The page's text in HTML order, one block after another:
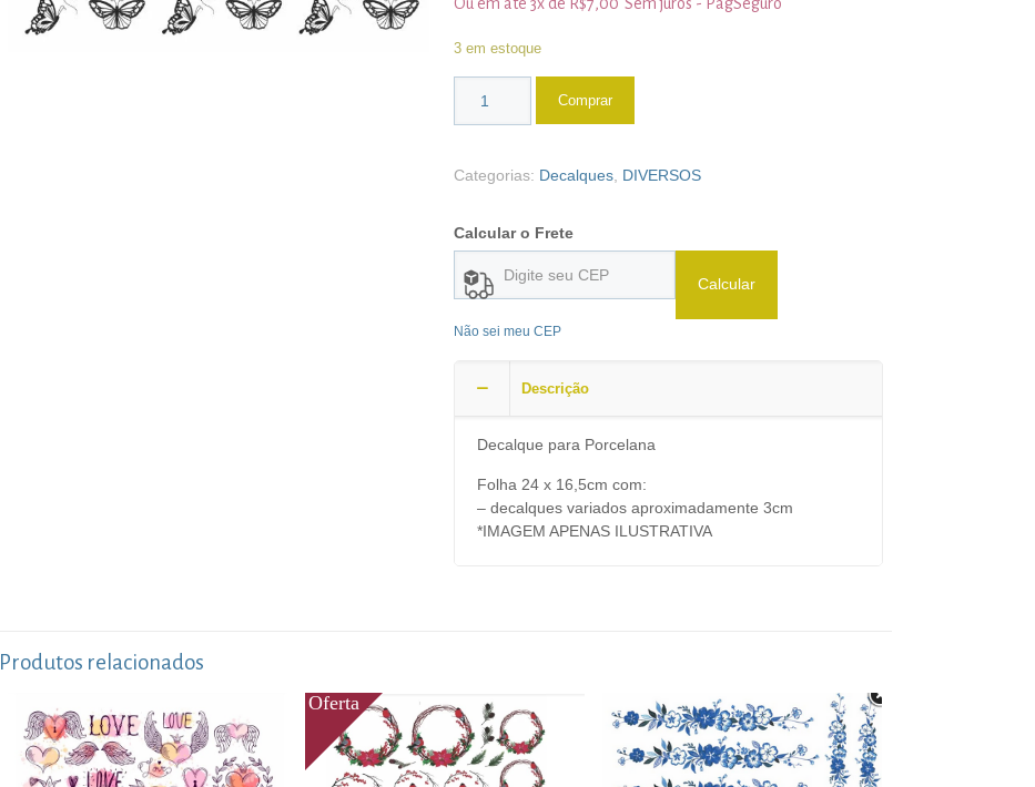
3 em estoque
Comprar
Categorias: Decalques DIVERSOS
Calcular o Frete
Calcular
Não sei meu CEP
Descrição
Decalque para Porcelana
Folha 24 x 16,5cm com:
– decalques variados aproximadamente 3cm
*IMAGEM APENAS ILUSTRATIVA
Produtos relacionados